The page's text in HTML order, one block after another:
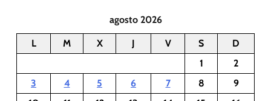
agosto 2026
L M X J V S
D
1
2
3
4 5 6 7 8
9